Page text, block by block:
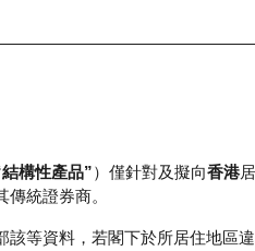
結構性產品”）僅針對及擬向香港
統證券商。
等資料，若閣下於所居住地區